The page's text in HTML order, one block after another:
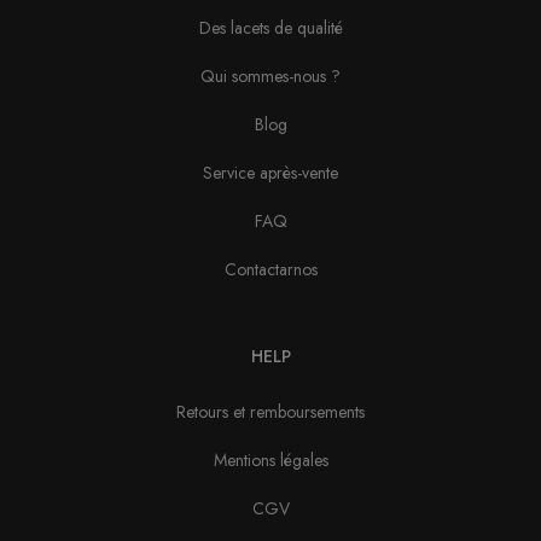
Des lacets de qualité
Qui sommes-nous ?
Blog
Service après-vente
FAQ
Contactarnos
HELP
Retours et remboursements
Mentions légales
CGV